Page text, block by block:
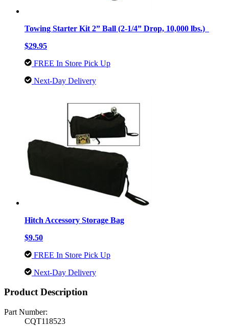
Towing Starter Kit 2” Ball (2-1/4” Drop, 10,000 lbs.)
$29.95
FREE In Store Pick Up
Next-Day Delivery
Hitch Accessory Storage Bag
$9.50
FREE In Store Pick Up
Next-Day Delivery
Product Description
Part Number:
CQT118523